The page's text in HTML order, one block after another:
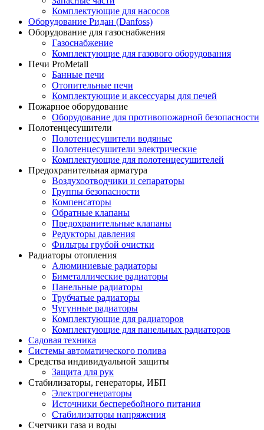
Комплектующие для насосов
Оборудование Ридан (Danfoss)
Оборудование для газоснабжения
Газоснабжение
Комплектующие для газового оборудования
Печи ProMetall
Банные печи
Отопительные печи
Комплектующие и аксессуары для печей
Пожарное оборудование
Оборудование для противопожарной безопасности
Полотенцесушители
Полотенцесушители водяные
Полотенцесушители электрические
Комплектующие для полотенцесушителей
Предохранительная арматура
Воздухоотводчики и сепараторы
Группы безопасности
Компенсаторы
Обратные клапаны
Предохранительные клапаны
Редукторы давления
Фильтры грубой очистки
Радиаторы отопления
Алюминиевые радиаторы
Биметаллические радиаторы
Панельные радиаторы
Трубчатые радиаторы
Чугунные радиаторы
Комплектующие для радиаторов
Комплектующие для панельных радиаторов
Садовая техника
Системы автоматического полива
Средства индивидуальной защиты
Защита для рук
Стабилизаторы, генераторы, ИБП
Электрогенераторы
Источники бесперебойного питания
Стабилизаторы напряжения
Счетчики газа и воды